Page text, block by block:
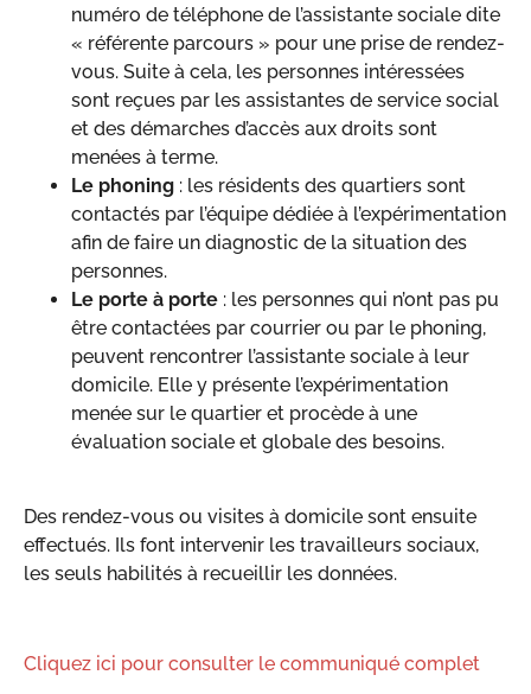
numéro de téléphone de l’assistante sociale dite
« référente parcours » pour une prise de rendez-
vous. Suite à cela, les personnes intéressées
sont reçues par les assistantes de service social
et des démarches d’accès aux droits sont
menées à terme.
Le phoning : les résidents des quartiers sont
contactés par l’équipe dédiée à l’expérimentation
afin de faire un diagnostic de la situation des
personnes.
Le porte à porte : les personnes qui n’ont pas pu
être contactées par courrier ou par le phoning,
peuvent rencontrer l’assistante sociale à leur
domicile. Elle y présente l’expérimentation
menée sur le quartier et procède à une
évaluation sociale et globale des besoins.
Des rendez-vous ou visites à domicile sont ensuite
effectués. Ils font intervenir les travailleurs sociaux,
les seuls habilités à recueillir les données.
Cliquez ici pour consulter le communiqué complet